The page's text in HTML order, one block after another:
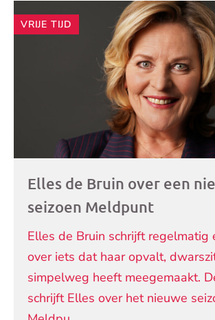
Andere
artikelen
VRIJE TIJD
Elles de Bruin over een
seizoen Meldpunt
Elles de Bruin schrijft regelmatig
over iets dat haar opvalt,
simpelweg heeft meegemaakt.
schrijft Elles over het nieuwe